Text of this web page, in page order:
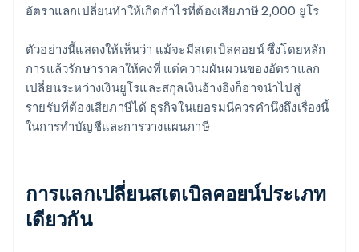
อัตราแลกเปลี่ยนทำให้เกิดกำไรที่ต้องเสียภาษี 2,000 ยูโร
ตัวอย่างนี้แสดงให้เห็นว่า แม้จะมีสเตเบิลคอยน์ ซึ่งโดยหลัก
การแล้วรักษาราคาให้คงที่ แต่ความผันผวนของอัตราแลก
เปลี่ยนระหว่างเงินยูโรและสกุลเงินอ้างอิงก็อาจนำไปสู่
รายรับที่ต้องเสียภาษีได้ ธุรกิจในเยอรมนีควรคำนึงถึงเรื่องนี้
ในการทำบัญชีและการวางแผนภาษี
การแลกเปลี่ยนสเตเบิลคอยน์ประเภท
เดียวกัน